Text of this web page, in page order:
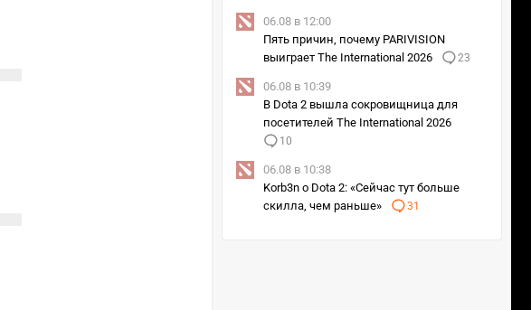
06.08 в 12:00
Пять причин, почему PARIVISION
выиграет The International 2026
23
06.08 в 10:39
В Dota 2 вышла сокровищница для
посетителей The International 2026
10
06.08 в 10:38
Korb3n о Dota 2: «Сейчас тут больше
скилла, чем раньше»
31